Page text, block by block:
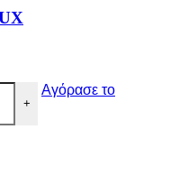
+
Αγόρασε το